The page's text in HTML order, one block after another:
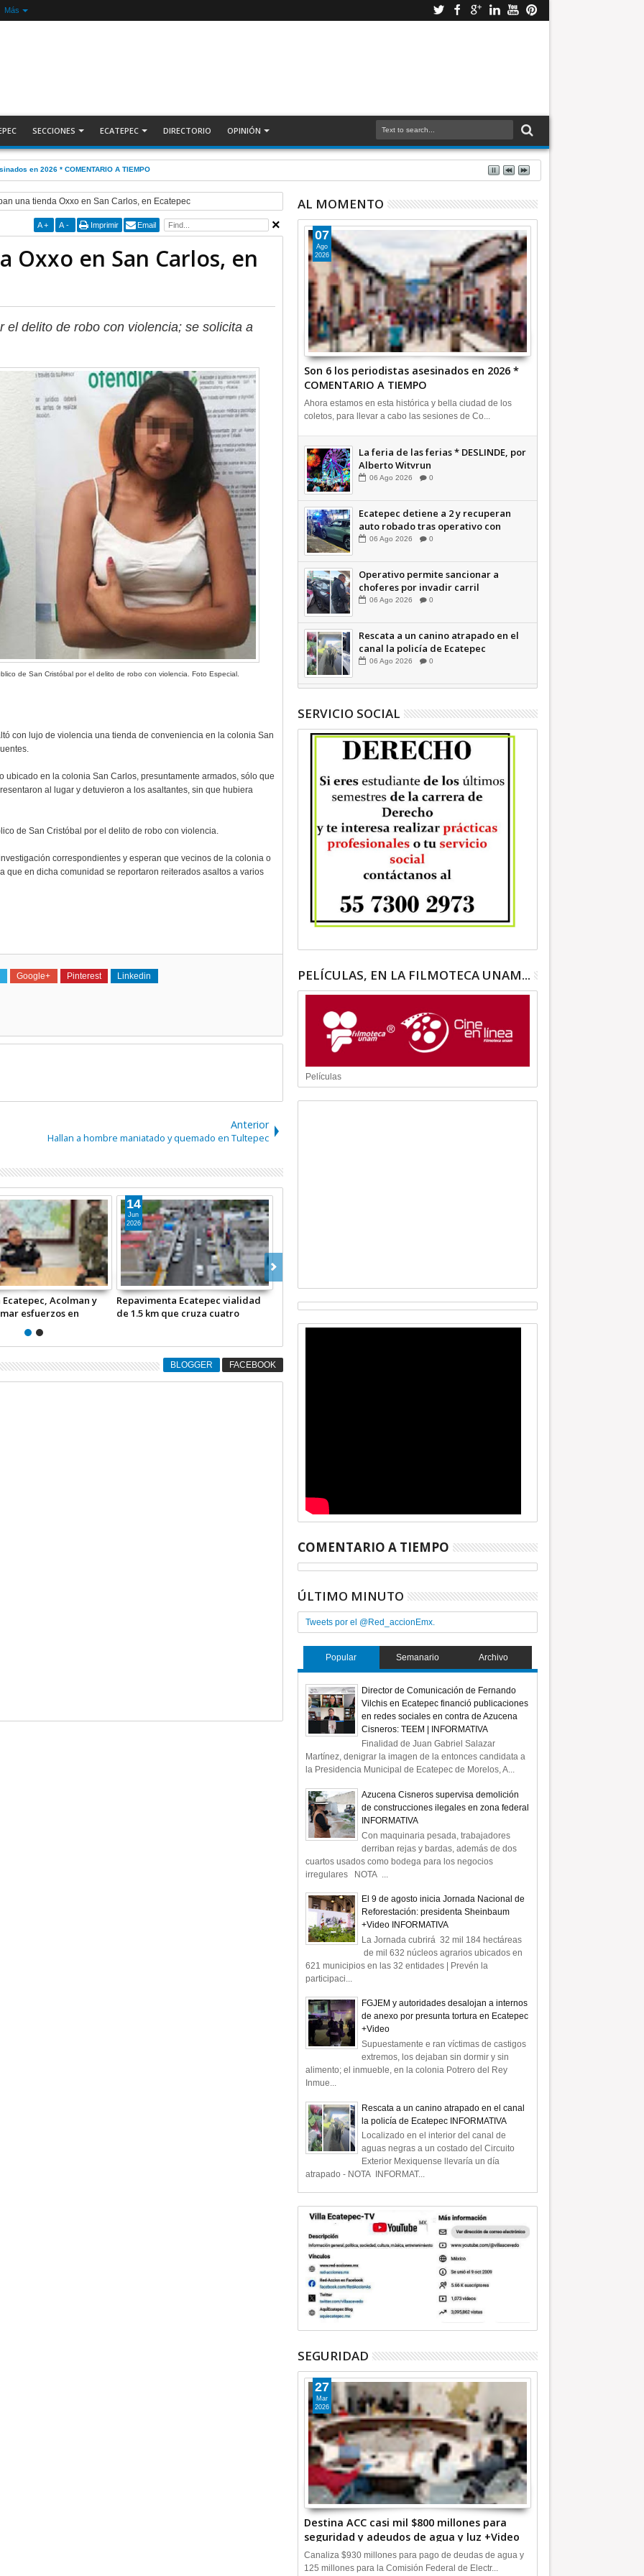
Más
SECCIONES ECATEPEC DIRECTORIO OPINIÓN
por Alberto Witvrun
una tienda Oxxo en San Carlos, en Ecatepec
A + A - Imprimir Email
Oxxo en San Carlos, en
el delito de robo con violencia; se solicita a
de San Cristóbal por el delito de robo con violencia. Foto Especial.
con lujo de violencia una tienda de conveniencia en la colonia San
ubicado en la colonia San Carlos, presuntamente armados, sólo que
al lugar y detuvieron a los asaltantes, sin que hubiera
de San Cristóbal por el delito de robo con violencia.
correspondientes y esperan que vecinos de la colonia o
que en dicha comunidad se reportaron reiterados asaltos a varios
Google+ Pinterest Linkedin
Anterior
Hallan a hombre maniatado y quemado en Tultepec
Ecatepec en la
contra inundaciones
de México +VID
Ecatepec y Zona Oriente, cambio
total con el esfuerzo conjunto:
18
Abr
2026
BLOGGER FACEBOOK
AL MOMENTO
Son 6 los periodistas asesinados en 2026 *
COMENTARIO A TIEMPO
07
Ago
2026
Ahora estamos en esta histórica y bella ciudad de los
coletos, para llevar a cabo las sesiones de Co...
La feria de las ferias * DESLINDE, por
Alberto Witvrun
06 Ago 2026 0
Ecatepec detiene a 2 y recuperan
auto robado tras operativo con
Tecámac +Video | INFORMATIVA
06 Ago 2026 0
Operativo permite sancionar a
choferes por invadir carril
confinado: Ecatepec +Video |
06 Ago 2026 0
Rescata a un canino atrapado en el
canal la policía de Ecatepec
INFORMATIVA
06 Ago 2026 0
SERVICIO SOCIAL
PELÍCULAS, EN LA FILMOTECA UNAM...
Películas
COMENTARIO A TIEMPO
ÚLTIMO MINUTO
Tweets por el @Red_accionEmx.
Popular Semanario Archivo
Director de Comunicación de Fernando
Vilchis en Ecatepec financió publicaciones
en redes sociales en contra de Azucena
Cisneros: TEEM | INFORMATIVA
Finalidad de Juan Gabriel Salazar
Martínez, denigrar la imagen de la entonces candidata a
la Presidencia Municipal de Ecatepec de Morelos, A...
Azucena Cisneros supervisa demolición
de construcciones ilegales en zona federal
INFORMATIVA
Con maquinaria pesada, trabajadores
derriban rejas y bardas, además de dos
cuartos usados como bodega para los negocios
irregulares NOTA ...
El 9 de agosto inicia Jornada Nacional de
Reforestación: presidenta Sheinbaum
+Video INFORMATIVA
La Jornada cubrirá 32 mil 184 hectáreas
de mil 632 núcleos agrarios ubicados en
621 municipios en las 32 entidades | Prevén la
participaci...
FGJEM y autoridades desalojan a internos
de anexo por presunta tortura en Ecatepec
+Video
Supuestamente e ran víctimas de castigos
extremos, los dejaban sin dormir y sin
alimento; el inmueble, en la colonia Potrero del Rey
Inmue...
Rescata a un canino atrapado en el canal
la policía de Ecatepec INFORMATIVA
Localizado en el interior del canal de
aguas negras a un costado del Circuito
Exterior Mexiquense llevaría un día
atrapado - NOTA INFORMAT...
SEGURIDAD
Destina ACC casi mil $800 millones para
seguridad y adeudos de agua y luz +Video
27
Mar
2026
Canaliza $930 millones para pago de deudas de agua y
125 millones para la Comisión Federal de Electr...